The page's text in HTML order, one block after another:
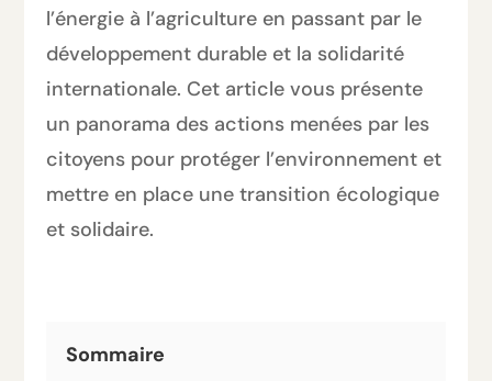
l’énergie à l’agriculture en passant par le
développement durable et la solidarité
internationale. Cet article vous présente
un panorama des actions menées par les
citoyens pour protéger l’environnement et
mettre en place une transition écologique
et solidaire.
Sommaire